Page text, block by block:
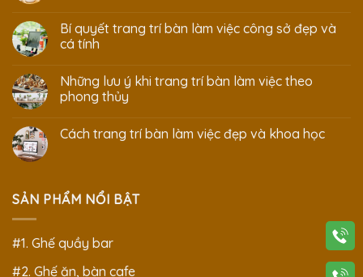
Bí quyết trang trí bàn làm việc công sở đẹp và
cá tính
Những lưu ý khi trang trí bàn làm việc theo
phong thủy
Cách trang trí bàn làm việc đẹp và khoa học
SẢN PHẨM NỔI BẬT
#1. Ghế quầy bar
#2. Ghế ăn, bàn cafe